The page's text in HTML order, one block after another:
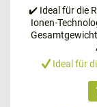
Eine
Komfort
Bei
Arten von
sie aus Nylon
✔️ Ideal für die
Ionen-
Ideal für